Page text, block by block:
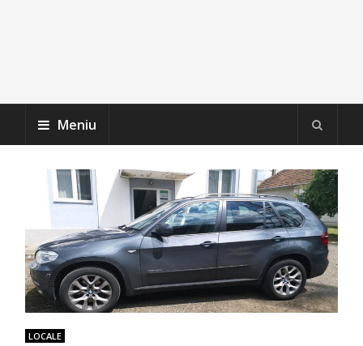
Meniu
LOCALE